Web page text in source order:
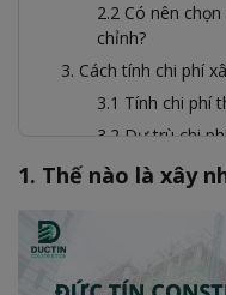
2.2 Có nên
chỉnh?
3. Cách tính chi phí
3.1 Tính chi phí
3.2 Dự trù chi
4. Tìm kiếm công
4.1 Những dấu
4.2. Đức Tín
1. Thế nào là xây